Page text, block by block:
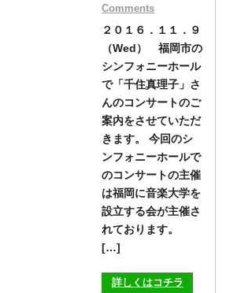
Comments
２０１６．１１．９
（Wed） 福岡市の
シンフォニーホール
で「千住真理子」さ
んのコンサートのご
案内をさせていただ
きます。 今回のシ
ンフォニーホールで
のコンサートの主催
は福岡に音楽大学を
設立する会が主催さ
れております。
[…]
詳しくはコチラ